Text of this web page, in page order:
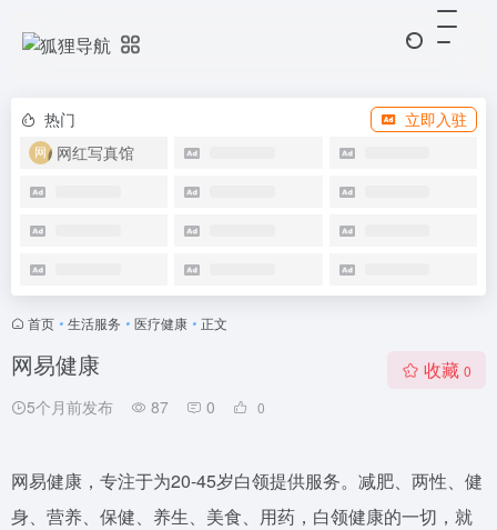
热门
立即入驻
网红写真馆
首页 • 生活服务 • 医疗健康 • 正文
网易健康
5个月前发布 87 0 0
收藏 0
网易健康，专注于为20-45岁白领提供服务。减肥、两性、健
身、营养、保健、养生、美食、用药，白领健康的一切，就